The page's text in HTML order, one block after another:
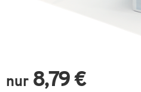
nur 8,79 €